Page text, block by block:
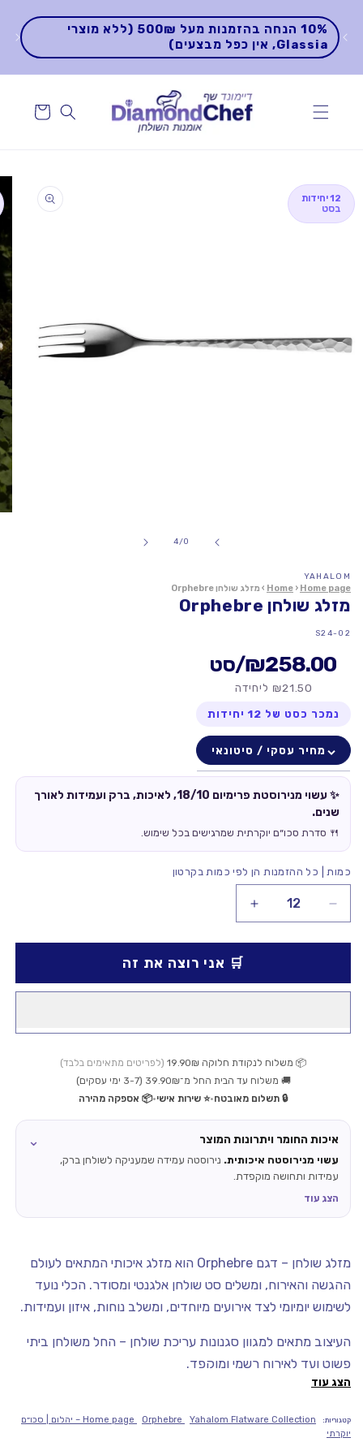
לתוכן
10% הנחה בהזמנות מעל 500₪ (ללא מוצרי
Glassia, אין כפל מבצעים)
למידע
על
המוצר
12 יחידות
בסט
0
/של
4
YAHALOM
Home › Home page
› מזלג שולחן Orphebre
מזלג שולחן Orphebre
מק"ט:
S24-02
₪258.00/סט
₪21.50 ליחידה
נמכר כסט של 12 יחידות
מחיר עסקי / סיטונאי
✨ עשוי מנירוסטת פרימיום 18/10, לאיכות, ברק ועמידות לאורך
שנים.
🍴 סדרת סכו״ם יוקרתית שמרגישים בכל שימוש.
כמות | כל ההזמנות הן לפי כמות בקרטון
הקטנת
עבור
שולחן
הגדלת
עבור
מזלג
שולחן
🛒 אני רוצה את זה
📦 משלוח לנקודת חלוקה 19.90₪
(לפריטים מתאימים בלבד)
🚚 משלוח עד הבית החל מ־39.90₪ (3-7 ימי עסקים)
🔒 תשלום מאובטח•⭐ שירות אישי•📦 אספקה מהירה
איכות החומר ויתרונות המוצר
עשוי מנירוסטה איכותית. נירוסטה עמידה שמעניקה לשולחן ברק,
עמידות ותחושה מוקפדת.
הצג עוד
⌄
מזלג שולחן – דגם Orphebre הוא מזלג איכותי המתאים לעולם
ההגשה והאירוח, ומשלים סט שולחן אלגנטי ומסודר. הכלי נועד
לשימוש יומיומי לצד אירועים מיוחדים, ומשלב נוחות, איזון ועמידות.
העיצוב מתאים למגוון סגנונות עריכת שולחן – החל משולחן ביתי
פשוט ועד לאירוח רשמי ומוקפד.
Chef ומציע סטנדרט גבוה של איכות, עמידות ועיצוב.
הצג עוד
קטגוריות: Home page Orphebre
Yahalom Flatware Collection – יהלום | סכו״ם
יוקרתי